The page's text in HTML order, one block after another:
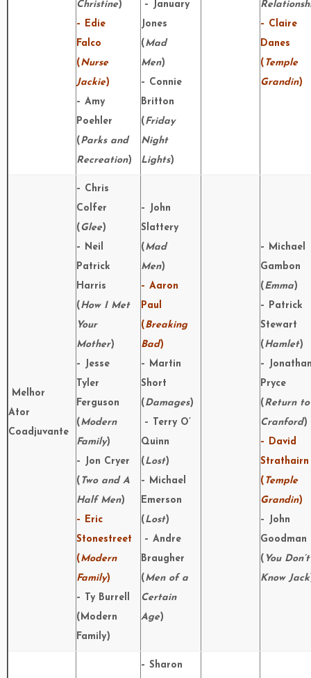
Christine)
– Edie
Falco
(Nurse
Jackie)
– Amy
Poehler
(Parks and
Recreation)
– January
Jones
(Mad
Men)
– Connie
Britton
(Friday
Night
Lights)
– Claire
Danes
( Temple
Grandin)
Melhor
Ator
Coadjuvante
– Chris
Colfer
(Glee)
– Neil
Patrick
Harris
(How I Met
Your
Mother)
– Jesse
Tyler
Ferguson
(Modern
Family)
– Jon Cryer
( Two and A
Half Men)
– Eric
Stonestreet
(Modern
Family)
– Ty Burrell
(Modern
Family)
– John
Slattery
(Mad
Men)
– Aaron
Paul
(Breaking
Bad)
– Martin
Short
(Damages)
– Terry O’
Quinn
(Lost)
– Michael
Emerson
(Lost)
– Andre
Braugher
(Men of a
Certain
Age)
– Michael
Gambon
(Emma)
– Patrick
Stewart
(Hamlet)
–
Pryce
(Return to
Cranford)
– David
Strathairn
( Temple
Grandin)
– John
Goodman
( You Don’t
Know Jack
– Sharon